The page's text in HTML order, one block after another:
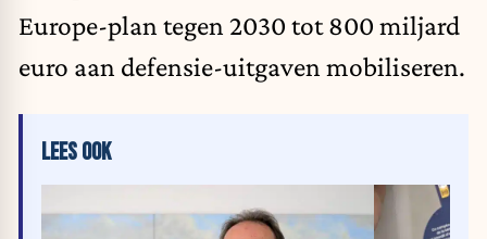
Europe-plan tegen 2030 tot 800 miljard
euro aan defensie-uitgaven mobiliseren.
LEES OOK